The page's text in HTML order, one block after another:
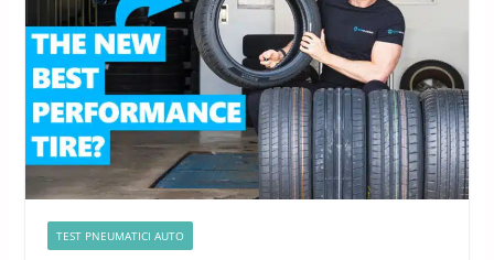
TEST PNEUMATICI AUTO